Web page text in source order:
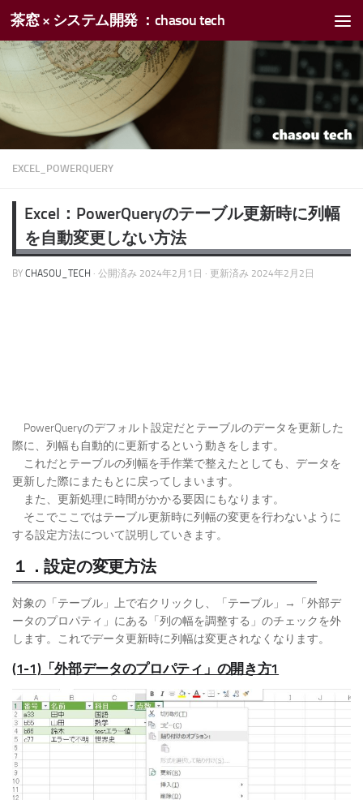
コンテンツへスキップ
茶窓 × システム開発 ：chasou tech
EXCEL_POWERQUERY
Excel：PowerQueryのテーブル更新時に列幅
を自動変更しない方法
BY CHASOU_TECH · 公開済み 2024年2月1日 · 更新済み 2024年2月2日
PowerQueryのデフォルト設定だとテーブルのデータを更新した
際に、列幅も自動的に更新するという動きをします。
これだとテーブルの列幅を手作業で整えたとしても、データを
更新した際にまたもとに戻ってしまいます。
また、更新処理に時間がかかる要因にもなります。
そこでここではテーブル更新時に列幅の変更を行わないように
する設定方法について説明していきます。
１．設定の変更方法
対象の「テーブル」上で右クリックし、「テーブル」→「外部デ
ータのプロパティ」にある「列の幅を調整する」のチェックを外
します。これでデータ更新時に列幅は変更されなくなります。
(1-1)「外部データのプロパティ」の開き方1